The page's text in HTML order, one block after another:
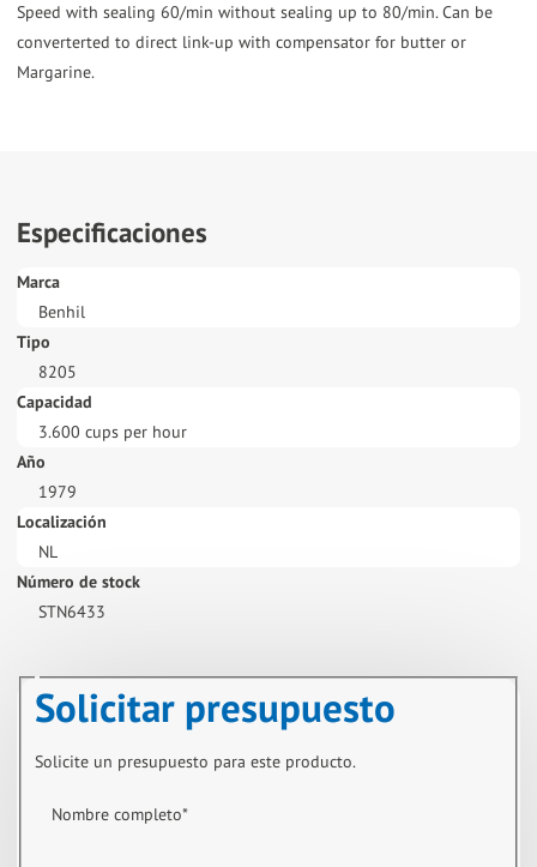
Speed with sealing 60/min without sealing up to 80/min. Can be
converterted to direct link-up with compensator for butter or
Especificaciones
Marca
Benhil
Tipo
8205
Capacidad
3.600 cups per hour
Año
1979
Localización
NL
Número de stock
STN6433
Solicitar presupuesto
Solicite un presupuesto para este producto.
Nombre completo*